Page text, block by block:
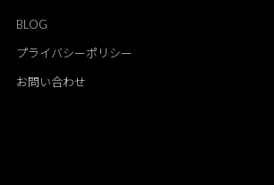
BLOG
プライバシーポリシー
お問い合わせ